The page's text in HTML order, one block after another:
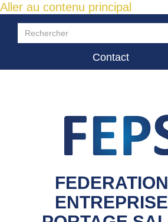
Aller au contenu principal
Contact